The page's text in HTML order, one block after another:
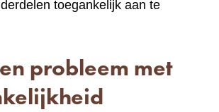
toegankelijk aan te
probleem met